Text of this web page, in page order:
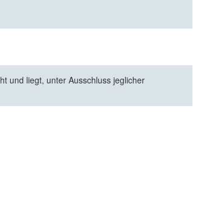
und liegt, unter Ausschluss jeglicher